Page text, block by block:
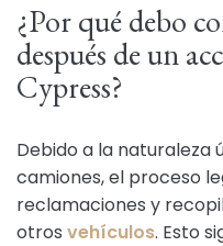
¿Por qué debo
después de un
Cypress?
Debido a la naturaleza
camiones, el proceso
reclamaciones y
otros vehículos. Esto